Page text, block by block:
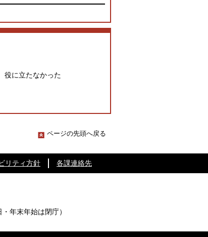
役に立たなかった
ページの先頭へ戻る
リティ方針 各課連絡先
年末年始は閉庁）